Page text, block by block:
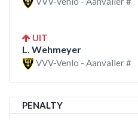
UIT
L. Wehmeyer
VVV-Venlo - Aanvaller #
PENALTY